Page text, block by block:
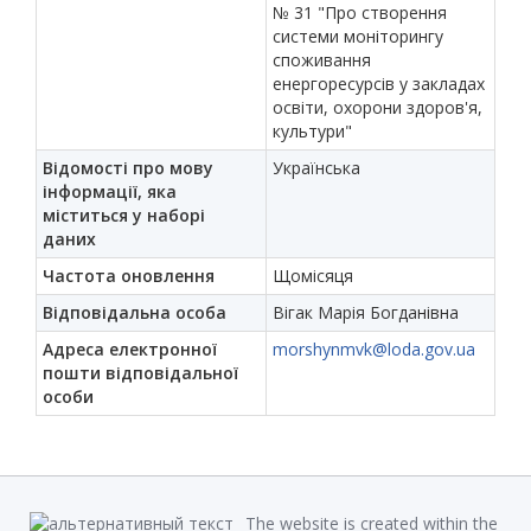
№ 31 "Про створення
системи моніторингу
споживання
енергоресурсів у закладах
освіти, охорони здоров'я,
культури"
Відомості про мову
інформації, яка
міститься у наборі
даних
Українська
Частота оновлення
Щомісяця
Відповідальна особа
Вігак Марія Богданівна
Адреса електронної
пошти відповідальної
особи
morshynmvk@loda.gov.ua
The website is created within the